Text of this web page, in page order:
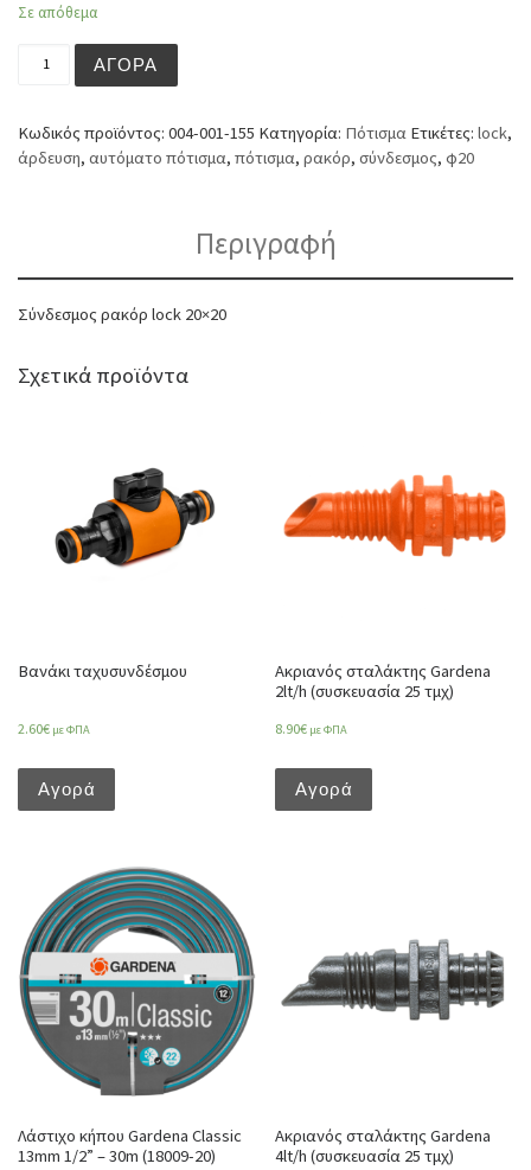
Σε απόθεμα
ΑΓΟΡΆ
Κωδικός προϊόντος: 004-001-155 Κατηγορία: Πότισμα Ετικέτες: lock,
άρδευση, αυτόματο πότισμα, πότισμα, ρακόρ, σύνδεσμος, φ20
Περιγραφή
Σύνδεσμος ρακόρ lock 20×20
Σχετικά προϊόντα
Βανάκι ταχυσυνδέσμου
2.60€ με ΦΠΑ
Αγορά
Ακριανός σταλάκτης Gardena
2lt/h (συσκευασία 25 τμχ)
8.90€ με ΦΠΑ
Αγορά
Λάστιχο κήπου Gardena Classic
13mm 1/2” – 30m (18009-20)
Ακριανός σταλάκτης Gardena
4lt/h (συσκευασία 25 τμχ)